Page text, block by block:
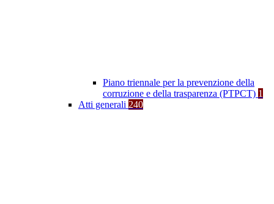
Piano triennale per la prevenzione della
corruzione e della trasparenza (PTPCT) 1
Atti generali 240